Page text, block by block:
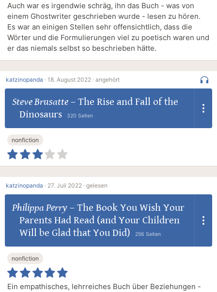
Auch war es irgendwie schräg, ihn das Buch - was von
einem Ghostwriter geschrieben wurde - lesen zu hören.
Es war an einigen Stellen sehr offensichtlich, dass die
Wörter und die Formulierungen viel zu poetisch waren und
er das niemals selbst so beschrieben hätte.
katzinopanda · 18. August 2022 · angehört
Steve Brusatte– The Rise and Fall of the
Dinosaurs
320 Seiten
nonfiction
katzinopanda · 27. Juli 2022 · gelesen
Philippa Perry– The Book You Wish Your
Parents Had Read (and Your Children
Will be Glad that You Did)
256 Seiten
nonfiction
Ein empathisches, lehrreiches Buch über Beziehungen -